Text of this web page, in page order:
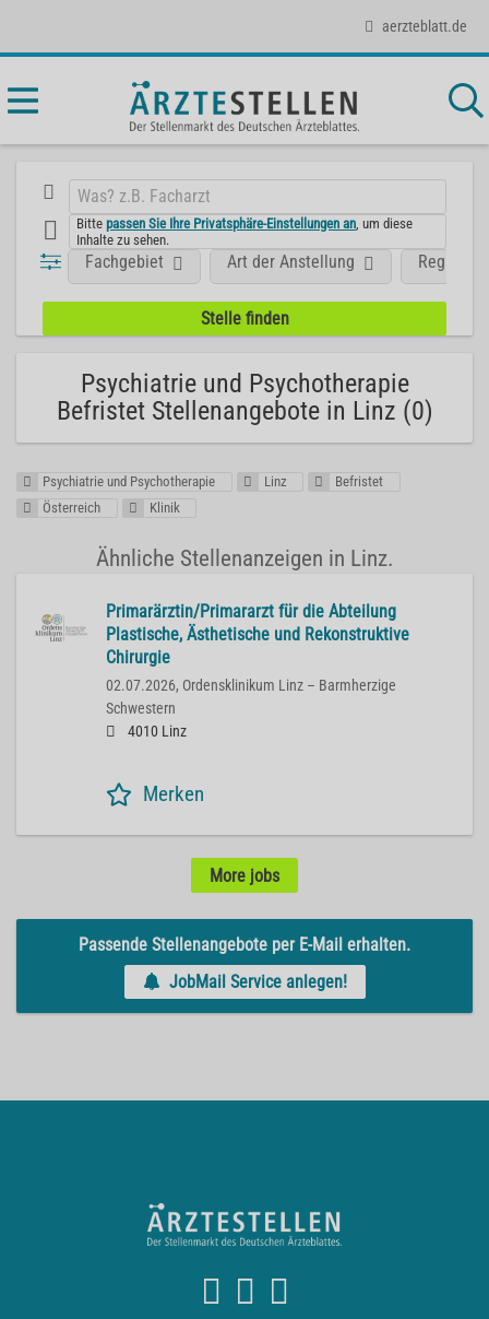
aerzteblatt.de
Bittepassen Sie Ihre Privatsphäre-Einstellungen an , um diese
Inhalte zu sehen.
Fachgebiet Art der Anstellung Region
Psychiatrie und Psychotherapie
Befristet Stellenangebote in Linz (0)
Psychiatrie und Psychotherapie Linz
Befristet
Österreich
Klinik
Ähnliche Stellenanzeigen in Linz.
Primarärztin/Primararzt für die Abteilung
Plastische, Ästhetische und Rekonstruktive
Chirurgie
02.07.2026, Ordensklinikum Linz – Barmherzige
Schwestern
4010 Linz
Merken
More jobs
Passende Stellenangebote per E-Mail erhalten.
JobMail Service anlegen!